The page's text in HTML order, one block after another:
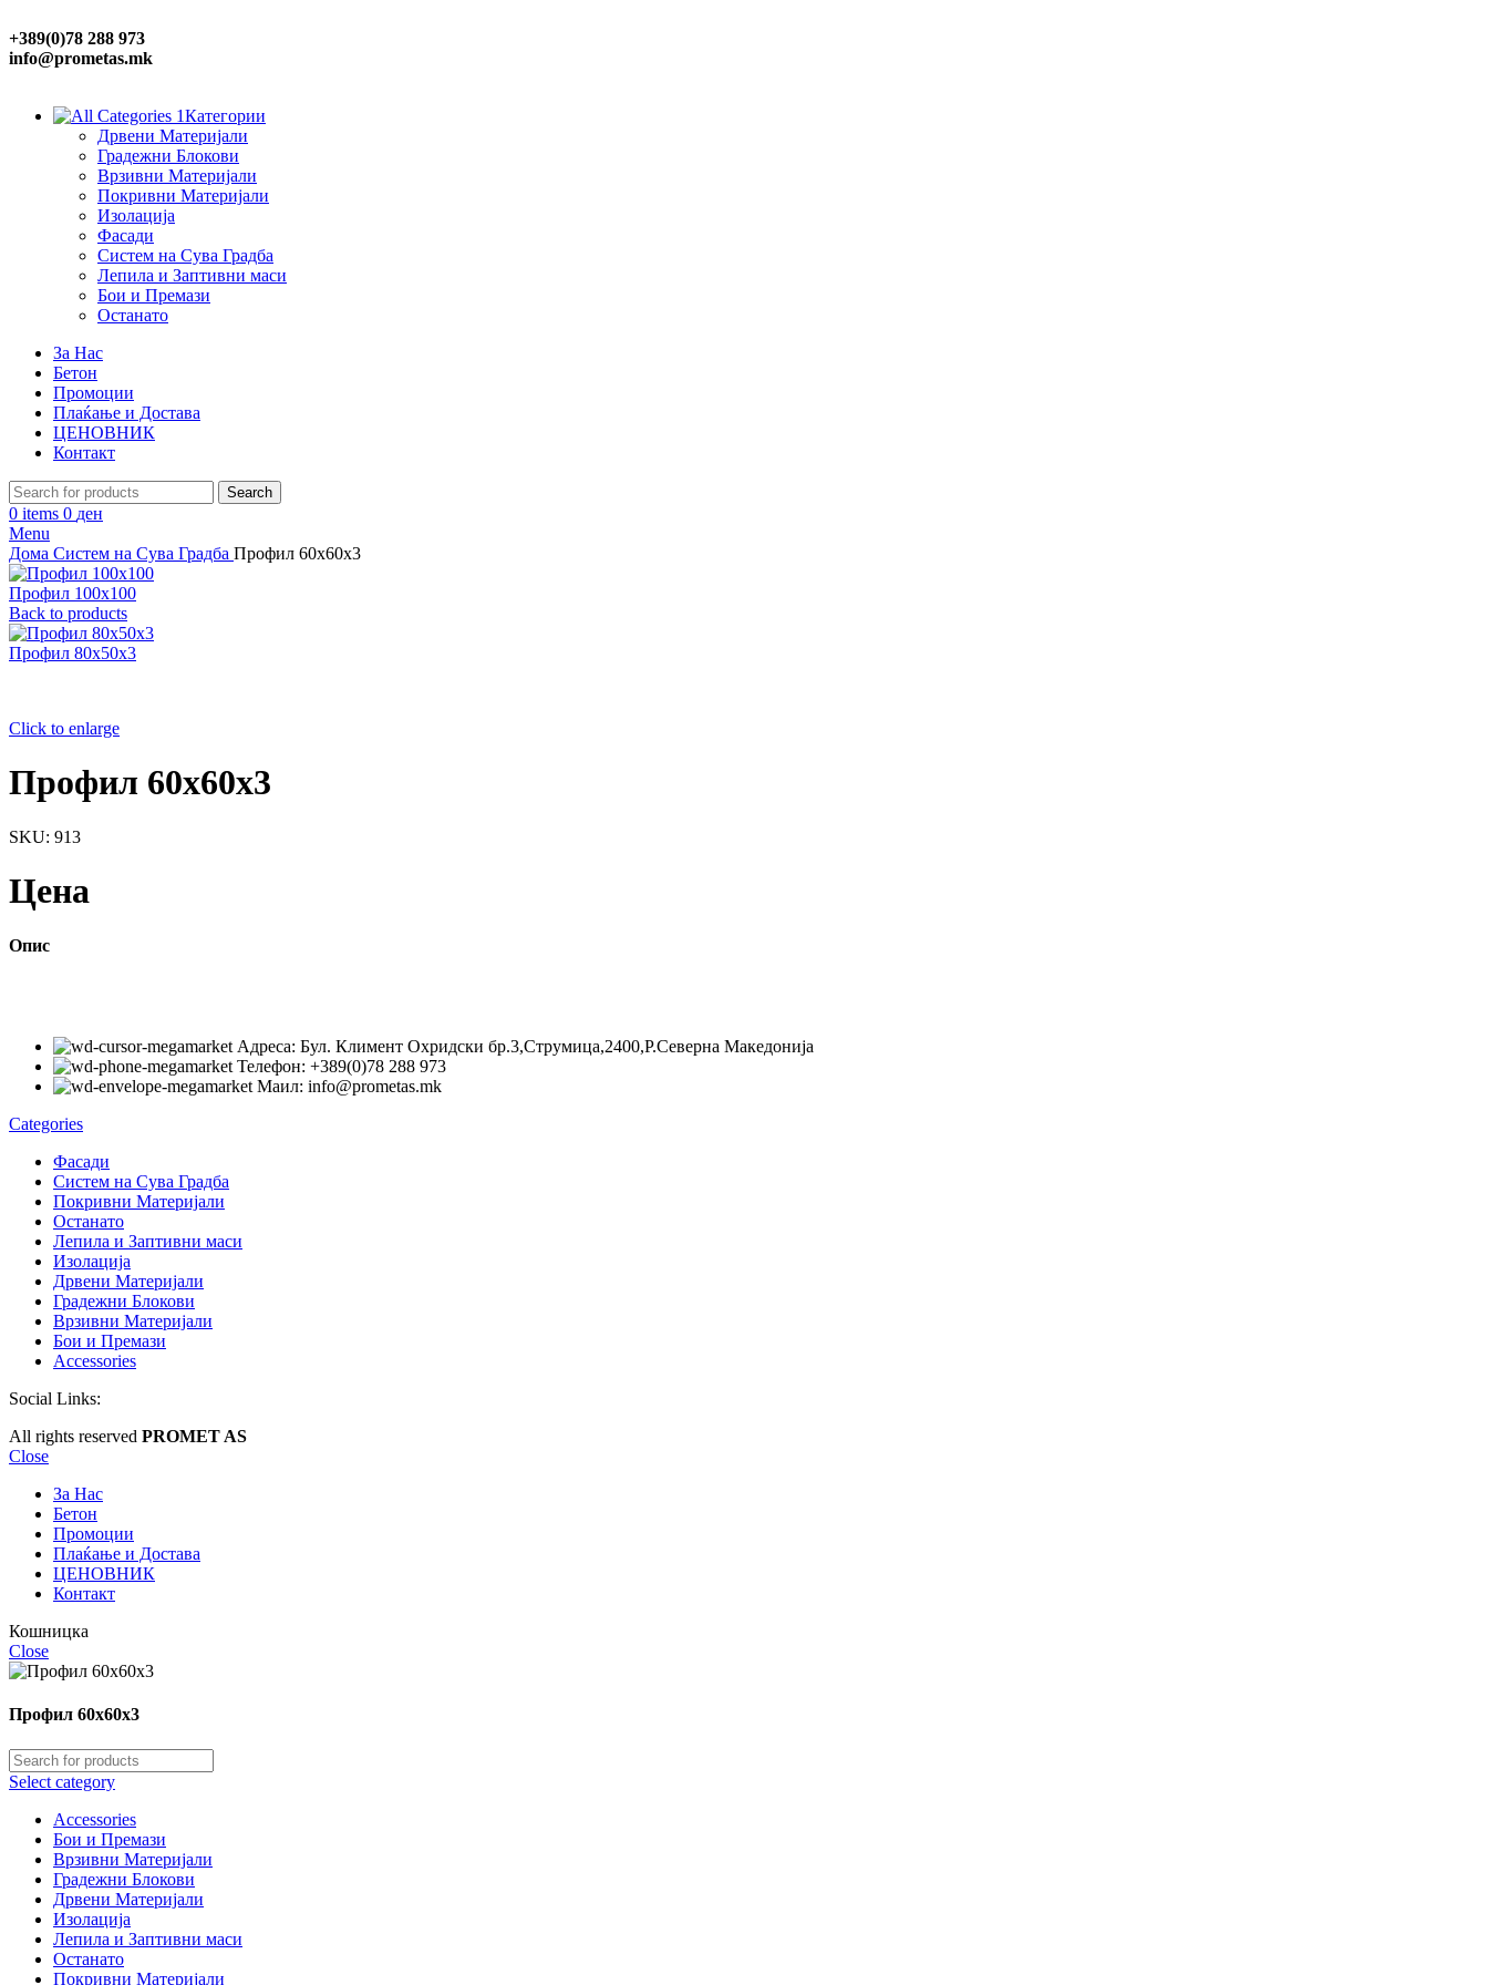
+389(0)78 288 973
info@prometas.mk
Категории
Дрвени Материјали
Градежни Блокови
Врзивни Материјали
Покривни Материјали
Изолација
Фасади
Систем на Сува Градба
Лепила и Заптивни маси
Бои и Премази
Останато
За Нас
Бетон
Промоции
Плаќање и Достава
ЦЕНОВНИК
Контакт
Search
0 items 0 ден
Menu
Дома Систем на Сува Градба Профил 60х60х3
Профил 100х100
Back to products
Профил 80х50х3
Click to enlarge
Профил 60х60х3
SKU: 913
Цена
Опис
Адреса: Бул. Климент Охридски бр.3,Струмица,2400,Р.Северна Македонија
Телефон: +389(0)78 288 973
Маил: info@prometas.mk
Categories
Фасади
Систем на Сува Градба
Покривни Материјали
Останато
Лепила и Заптивни маси
Изолација
Дрвени Материјали
Градежни Блокови
Врзивни Материјали
Бои и Премази
Accessories
Social Links:
All rights reserved PROMET AS
Close
За Нас
Бетон
Промоции
Плаќање и Достава
ЦЕНОВНИК
Контакт
Кошницка
Close
Профил 60х60х3
Select category
Accessories
Бои и Премази
Врзивни Материјали
Градежни Блокови
Дрвени Материјали
Изолација
Лепила и Заптивни маси
Останато
Покривни Материјали